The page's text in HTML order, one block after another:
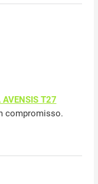
AVENSIS T27
compromisso.